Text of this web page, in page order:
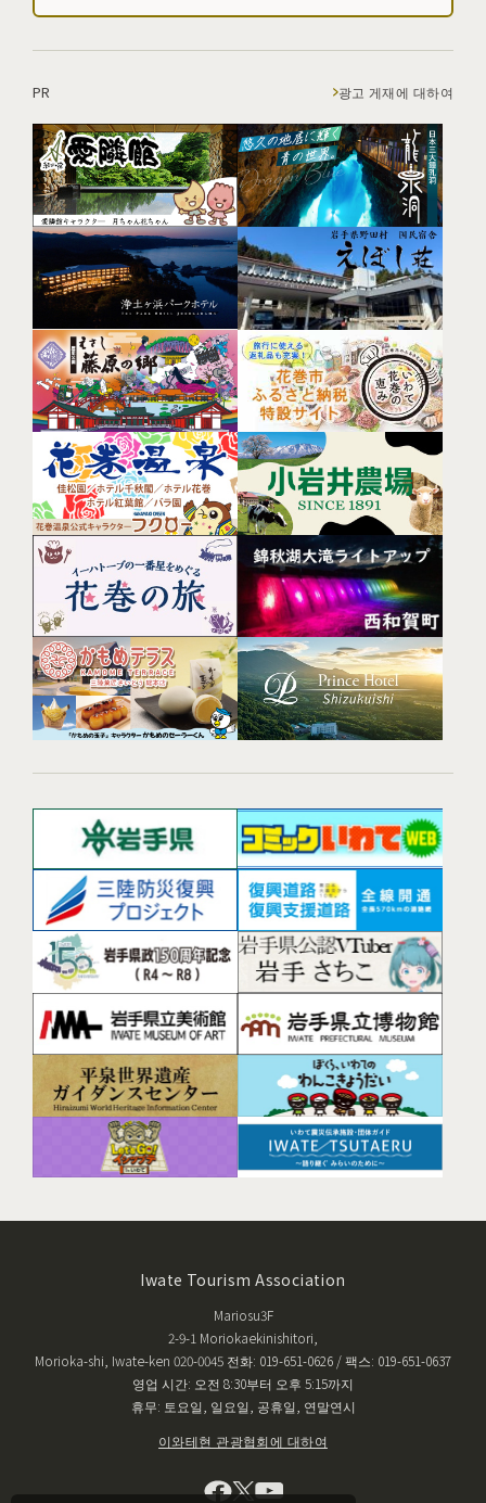
PR 광고 게재에 대하여
Iwate Tourism Association
Mariosu3F
2-9-1 Moriokaekinishitori,
Morioka-shi, Iwate-ken 020-0045 전화: 019-651-0626 / 팩스: 019-651-0637
영업 시간: 오전 8:30부터 오후 5:15까지
휴무: 토요일, 일요일, 공휴일, 연말연시
이와테현 관광협회에 대하여